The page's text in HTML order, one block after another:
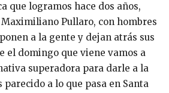
que logramos hace dos años,
Pullaro, con hombres
a la gente y dejan atrás sus
el domingo que viene vamos a
superadora para darle a la
a lo que pasa en Santa